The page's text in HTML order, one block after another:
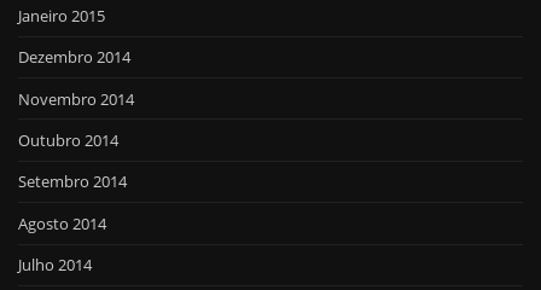
Janeiro 2015
Dezembro 2014
Novembro 2014
Outubro 2014
Setembro 2014
Agosto 2014
Julho 2014